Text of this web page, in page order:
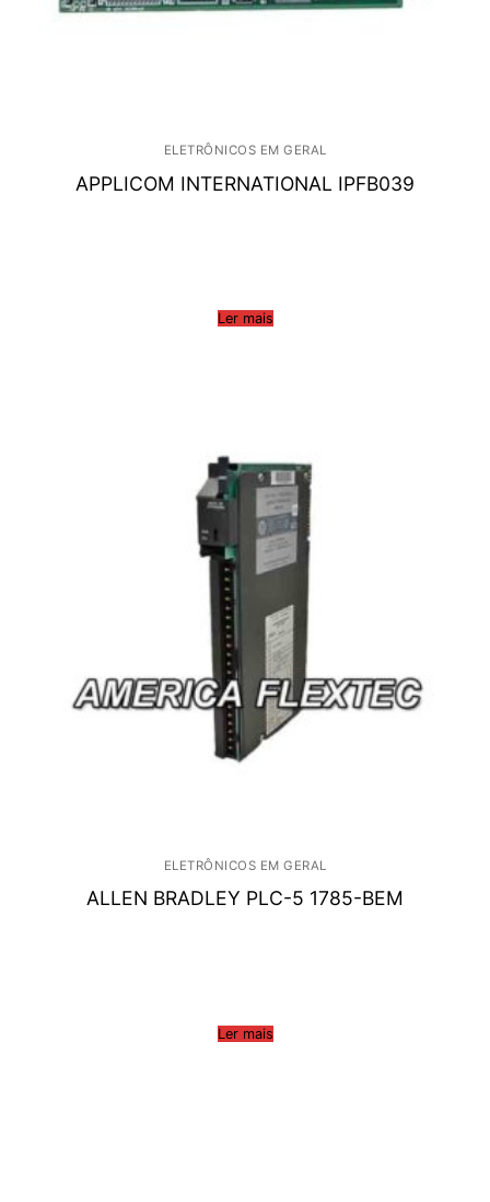
ELETRÔNICOS EM GERAL
APPLICOM INTERNATIONAL IPFB039
Ler mais
ELETRÔNICOS EM GERAL
ALLEN BRADLEY PLC-5 1785-BEM
Ler mais